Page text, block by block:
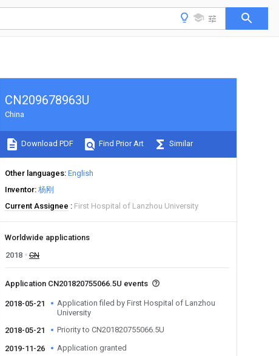
CN209678963U
China
Download PDF Find Prior Art Similar
Other languages English
Inventor 杨刚
Current Assignee
First Hospital of Lanzhou University
Worldwide applications
2018
CN
Application CN201820755066.5U events
2018-05-21
Application filed by First Hospital of Lanzhou
University
2018-05-21
Priority to CN201820755066.5U
2019-11-26 Application granted